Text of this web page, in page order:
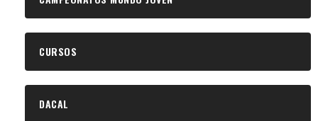
CURSOS
DACAL